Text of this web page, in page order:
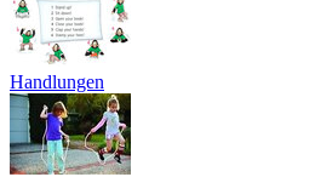
Handlungen